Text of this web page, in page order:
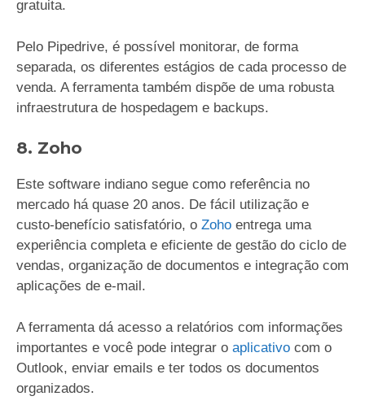
gratuita.
Pelo Pipedrive, é possível monitorar, de forma
separada, os diferentes estágios de cada processo de
venda. A ferramenta também dispõe de uma robusta
infraestrutura de hospedagem e backups.
8. Zoho
Este software indiano segue como referência no
mercado há quase 20 anos. De fácil utilização e
custo-benefício satisfatório, o Zoho entrega uma
experiência completa e eficiente de gestão do ciclo de
vendas, organização de documentos e integração com
aplicações de e-mail.
A ferramenta dá acesso a relatórios com informações
importantes e você pode integrar o aplicativo com o
Outlook, enviar emails e ter todos os documentos
organizados.